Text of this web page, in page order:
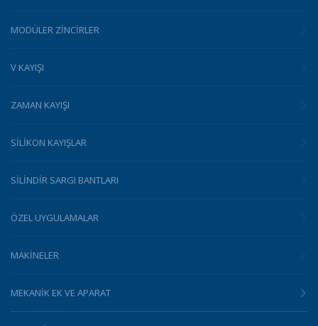
MODÜLER ZINCIRLER
V KAYIŞI
ZAMAN KAYIŞI
SILIKON KAYIŞLAR
SILINDIR SARGI BANTLARI
ÖZEL UYGULAMALAR
MAKINELER
MEKANIK EK VE APARAT